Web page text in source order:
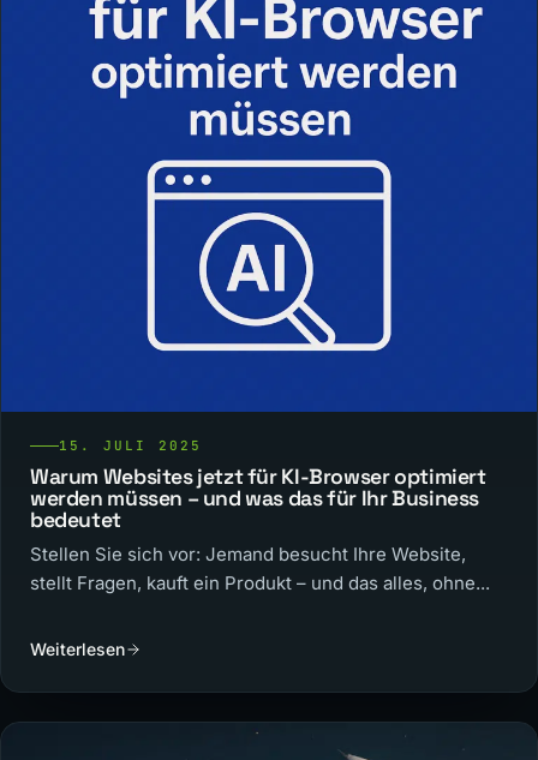
15. JULI 2025
Warum Websites jetzt für KI-Browser optimiert
werden müssen – und was das für Ihr Business
bedeutet
Stellen Sie sich vor: Jemand besucht Ihre Website,
stellt Fragen, kauft ein Produkt – und das alles, ohne...
Weiterlesen